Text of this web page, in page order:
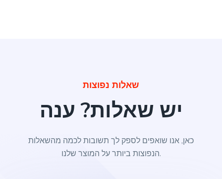
Easy and quick solution to converting your passive
שאלות נפוצות
יש שאלות? ענה
כאן, אנו שואפים לספק לך תשובות לכמה מהשאלות
הנפוצות ביותר על המוצר שלנו.